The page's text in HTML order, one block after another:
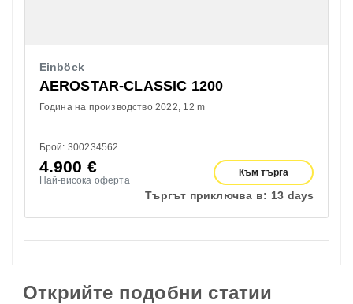
Einböck
AEROSTAR-CLASSIC 1200
Година на производство 2022 12 m
Брой: 300234562
4.900 €
Най-висока оферта
Към търга
Търгът приключва в: 13 days
Открийте подобни статии